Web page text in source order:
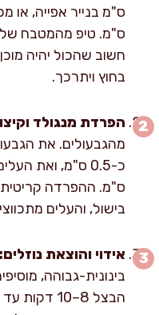
ס"מ. טיפ מהמטבח
חשוב שהכול יהיה
בחוץ ויתרכך.
הפרדת מנגולד
מהגבעולים. את
ס"מ. ההפרדה קריטית
בישול, והעלים
אידוי והוצאת נוזלים:
הבצל 8–10